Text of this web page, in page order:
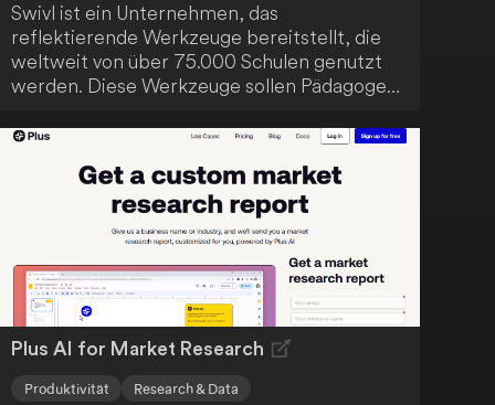
Swivl ist ein Unternehmen, das
reflektierende Werkzeuge bereitstellt, die
weltweit von über 75.000 Schulen genutzt
werden. Diese Werkzeuge sollen Pädagogen
Wandel im Bildungssektor anzupassen, der
Fortschritte, sich verändernde
Arbeitsmärkte und laufende Forschungen
verursacht wird. Swivl ist ein wichtiger Akteur
in der modernen Bildungstechnologie.
Plus AI for Market Research
Produktivität Research & Data